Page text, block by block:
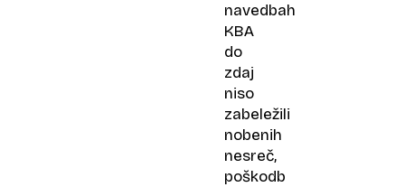
navedbah
KBA
do
zdaj
niso
zabeležili
nobenih
nesreč,
poškodb